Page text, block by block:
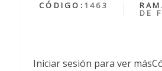
CÓDIGO: 1463
DE
Iniciar sesión para ver